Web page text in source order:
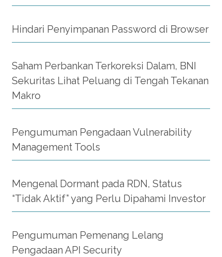
Hindari Penyimpanan Password di Browser
Saham Perbankan Terkoreksi Dalam, BNI
Sekuritas Lihat Peluang di Tengah Tekanan
Makro
Pengumuman Pengadaan Vulnerability
Management Tools
Mengenal Dormant pada RDN, Status
“Tidak Aktif” yang Perlu Dipahami Investor
Pengumuman Pemenang Lelang
Pengadaan API Security